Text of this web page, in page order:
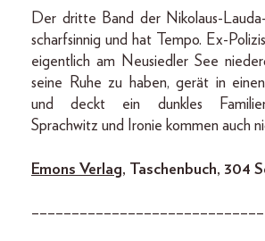
Der dritte Band der Nikolaus-
scharfsinnig und hat Tempo. Ex-
eigentlich am Neusiedler See
seine Ruhe zu haben, gerät in
und deckt ein dunkles
Sprachwitz und Ironie kommen auch
Emons Verlag, Taschenbuch, 304